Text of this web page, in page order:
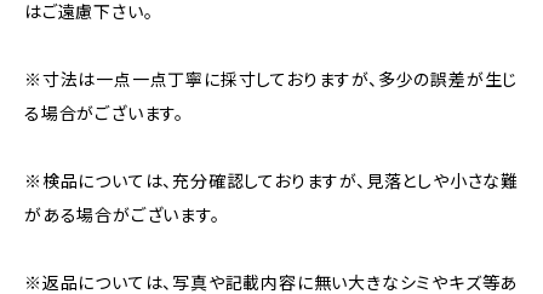
はご遠慮下さい。
※寸法は一点一点丁寧に採寸しておりますが、多少の誤差が生じ
る場合がございます。
※検品については、充分確認しておりますが、見落としや小さな難
がある場合がございます。
※返品については、写真や記載内容に無い大きなシミやキズ等あ